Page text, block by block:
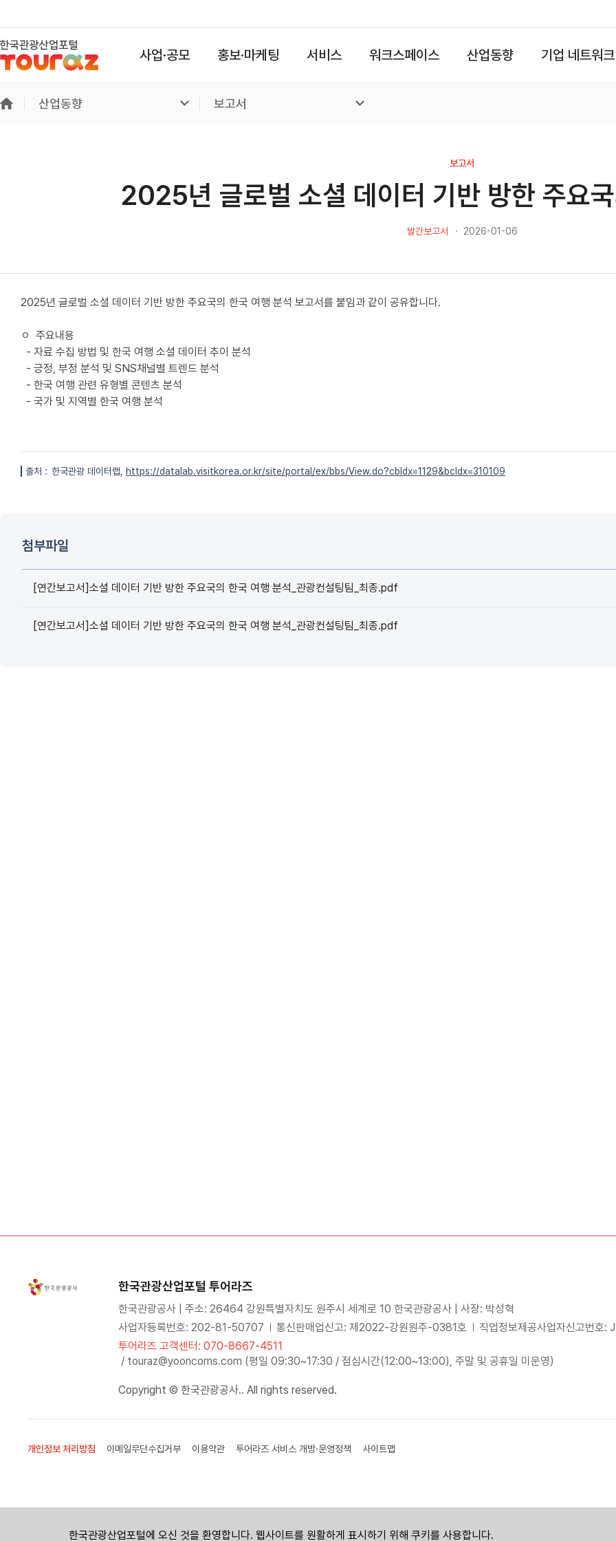
사업·공모 홍보·마케팅 서비스 워크스페이스 산업동향 기업 네트워크
산업동향 보고서
보고서
2025년 글로벌 소셜 데이터 기반 방한 주요
발간보고서 2026-01-06
2025년 글로벌 소셜 데이터 기반 방한 주요국의 한국 여행 분석 보고서를 붙임과 같이 공유합니다.
ㅇ 주요내용
- 자료 수집 방법 및 한국 여행 소셜 데이터 추이 분석
- 긍정, 부정 분석 및 SNS채널별 트렌드 분석
- 한국 여행 관련 유형별 콘텐츠 분석
- 국가 및 지역별 한국 여행 분석
출처 : 한국관광 데이터랩, https://datalab.visitkorea.or.kr/site/portal/ex/bbs/View.do?cbIdx=1129&bcIdx=310109
첨부파일
[연간보고서]소셜 데이터 기반 방한 주요국의 한국 여행 분석_관광컨설팅팀_최종.pdf
[연간보고서]소셜 데이터 기반 방한 주요국의 한국 여행 분석_관광컨설팅팀_최종.pdf
한국관광산업포털 투어라즈
한국관광공사 | 주소: 26464 강원특별자치도 원주시 세계로 10 한국관광공사 | 사장: 박성혁
사업자등록번호: 202-81-50707
통신판매업신고: 제2022-강원원주-0381호
직업정보제공사업자신고번
투어라즈 고객센터: 070-8667-4511
/ touraz@yooncoms.com (평일 09:30~17:30 / 점심시간(12:00~13:00), 주말 및 공휴일 미운영)
Copyright © 한국관광공사.. All rights reserved.
개인정보 처리방침 이메일무단수집거부 이용약관 투어라즈 서비스 개방·운영정책 사이트맵
한국관광산업포털에 오신 것을 환영합니다. 웹사이트를 원활하게 표시하기 위해 쿠키를 사용합니다.